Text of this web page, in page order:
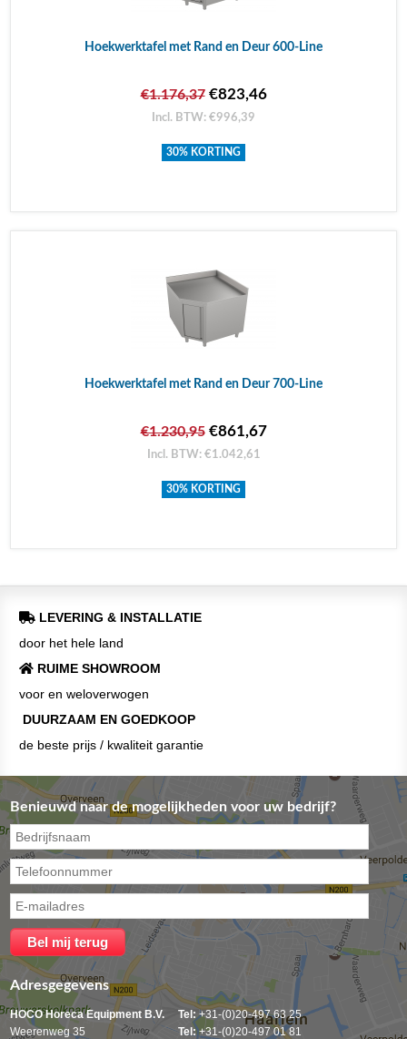
Hoekwerktafel met Rand en Deur 600-Line
€1.176,37€823,46
Incl. BTW: €996,39
30% KORTING
Hoekwerktafel met Rand en Deur 700-Line
€1.230,95€861,67
Incl. BTW: €1.042,61
30% KORTING
LEVERING & INSTALLATIE
door het hele land
RUIME SHOWROOM
voor en weloverwogen
DUURZAAM EN GOEDKOOP
de beste prijs / kwaliteit garantie
Benieuwd naar de mogelijkheden voor uw bedrijf?
Adresgegevens
HOCO Horeca Equipment B.V.
Weerenweg 35
Tel: +31-(0)20-497 63 25
Tel:+31-(0)20-497 01 81